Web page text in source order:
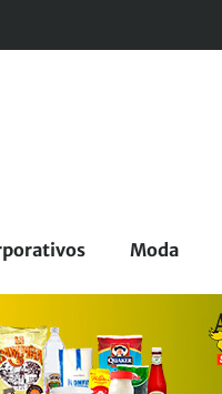
Moda